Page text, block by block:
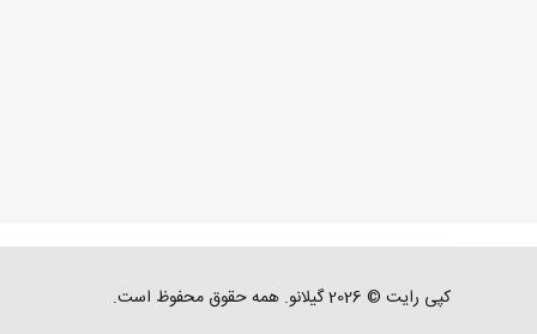
کپی رایت © 2026 گیلانو. همه حقوق محفوظ است.